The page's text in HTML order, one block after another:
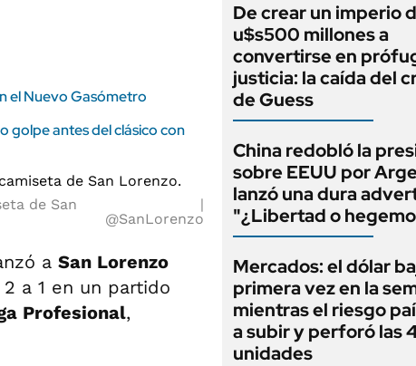
el Nuevo Gasómetro
golpe antes del clásico con
de San
@SanLorenzo
a San Lorenzo
a 1 en un partido
Profesional,
De crear un imperio
u$s500 millones a
convertirse en
justicia: la caída del
de Guess
China redobló la
sobre EEUU por
lanzó una dura
"¿Libertad o
Mercados: el dólar
primera vez en la
mientras el riesgo
a subir y perforó las
unidades